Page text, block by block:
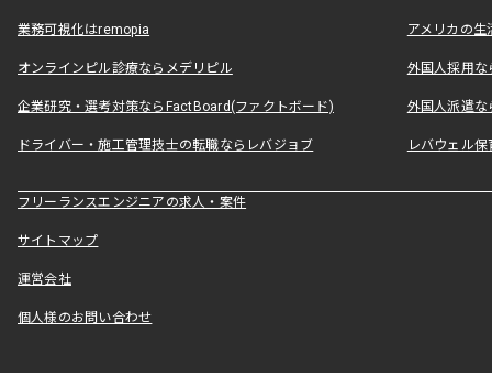
業務可視化はremopia アメリカの
オンラインピル診療ならメデリピル 外国人採用
企業研究・選考対策ならFactBoard(ファクトボード) 外国人派遣な
ドライバー・施工管理技士の転職ならレバジョブ レバウェル
フリーランスエンジニアの求人・案件
サイトマップ
運営会社
個人様のお問い合わせ